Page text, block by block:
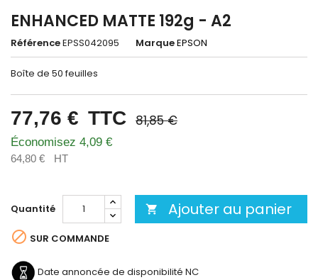
ENHANCED MATTE 192g - A2
RéférenceEPSS042095 MarqueEPSON
Boîte de 50 feuilles
77,76 € TTC 81,85 €
Économisez 4,09 €
64,80 € HT
Quantité  Ajouter au panier
 SUR COMMANDE
Date annoncée de disponibilité NC